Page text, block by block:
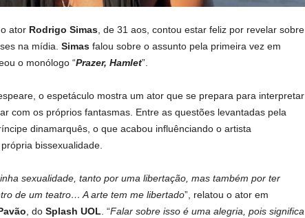
ator Rodrigo Simas, de 31 aos, contou estar feliz por revelar sobre
na mídia. Simas falou sobre o assunto pela primeira vez em
o monólogo “Prazer, Hamlet”.
o espetáculo mostra um ator que se prepara para interpretar
com os próprios fantasmas. Entre as questões levantadas pela
dinamarquês, o que acabou influênciando o artista
bissexualidade.
sexualidade, tanto por uma libertação, mas também por ter
de um teatro… A arte tem me libertado”, relatou o ator em
, do Splash UOL. “Falar sobre isso é uma alegria, pois significa